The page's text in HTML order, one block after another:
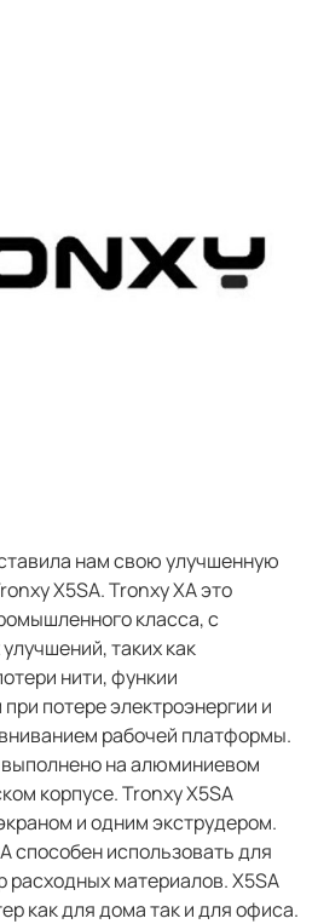
нам свою улучшенную
X5SA. Tronxy XA это
класса, с
таких как
нити, функии
потере электроэнергии и
рабочей платформы.
на алюминиевом
корпусе. Tronxy X5SA
и одним экструдером.
способен использовать для
расходных материалов. X5SA
как для дома так и для офиса.